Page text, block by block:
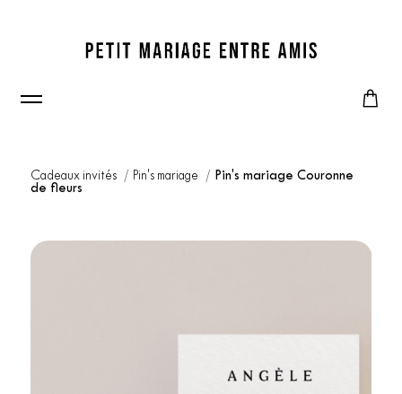
Cadeaux invités Pin's mariage
Pin's mariage Couronne
de fleurs